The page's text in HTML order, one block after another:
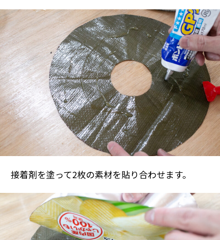
接着剤を塗って2枚の素材を貼り合わせます。